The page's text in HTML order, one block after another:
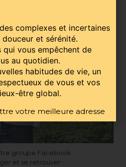
groupe Facebook
et se retrouver :
complexes et incertaines
et sérénité.
qui vous empêchent de
au quotidien.
habitudes de vie, un
de vous et vos
être global.
votre meilleure adresse